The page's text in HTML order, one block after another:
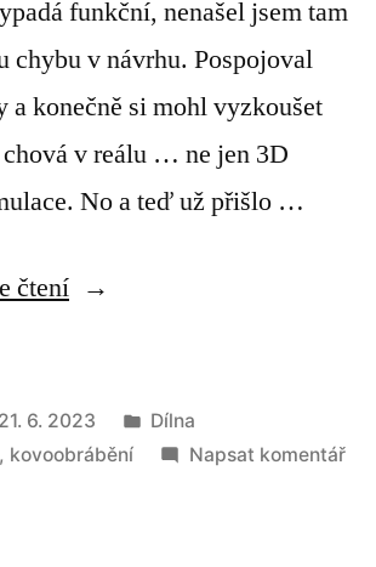
funkční, nenašel jsem tam
chybu v návrhu. Pospojoval
a konečně si mohl vyzkoušet
chová v reálu … ne jen 3D
No a teď už přišlo …
čtení„Zatáčí,
21. 6. 2023
Publikováno
Dílna
kovoobrábění Napsat komentářpro